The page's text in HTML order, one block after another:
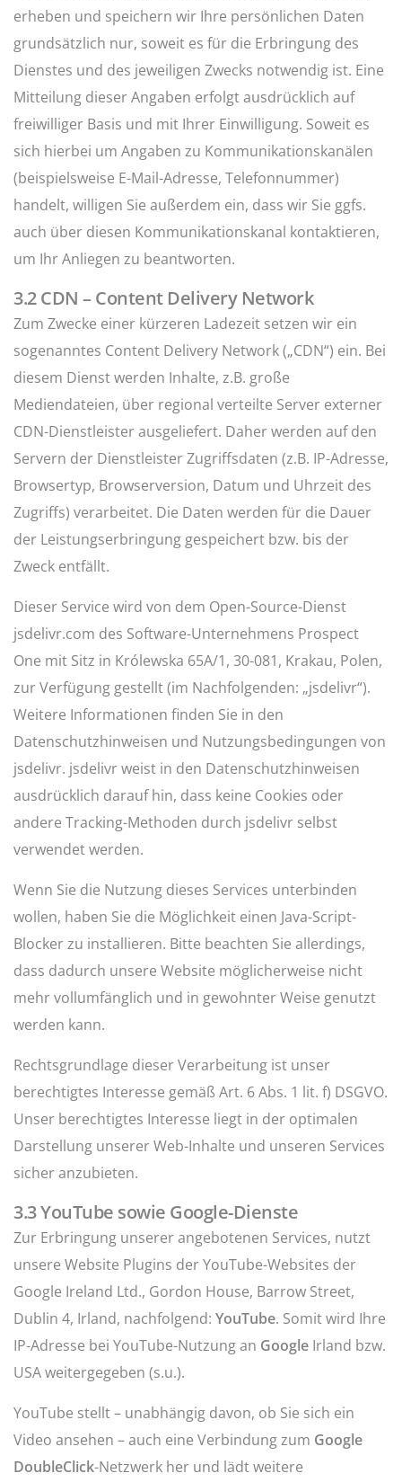
erheben und speichern wir Ihre persönlichen Daten
grundsätzlich nur, soweit es für die Erbringung des
Dienstes und des jeweiligen Zwecks notwendig ist. Eine
Mitteilung dieser Angaben erfolgt ausdrücklich auf
freiwilliger Basis und mit Ihrer Einwilligung. Soweit es
sich hierbei um Angaben zu Kommunikationskanälen
(beispielsweise E-Mail-Adresse, Telefonnummer)
handelt, willigen Sie außerdem ein, dass wir Sie ggfs.
auch über diesen Kommunikationskanal kontaktieren,
um Ihr Anliegen zu beantworten.
3.2 CDN – Content Delivery Network
Zum Zwecke einer kürzeren Ladezeit setzen wir ein
sogenanntes Content Delivery Network („CDN“) ein. Bei
diesem Dienst werden Inhalte, z.B. große
Mediendateien, über regional verteilte Server externer
CDN-Dienstleister ausgeliefert. Daher werden auf den
Servern der Dienstleister Zugriffsdaten (z.B. IP-Adresse,
Browsertyp, Browserversion, Datum und Uhrzeit des
Zugriffs) verarbeitet. Die Daten werden für die Dauer
der Leistungserbringung gespeichert bzw. bis der
Zweck entfällt.
Dieser Service wird von dem Open-Source-Dienst
jsdelivr.com des Software-Unternehmens Prospect
One mit Sitz in Królewska 65A/1, 30-081, Krakau, Polen,
zur Verfügung gestellt (im Nachfolgenden: „jsdelivr“).
Weitere Informationen finden Sie in den
Datenschutzhinweisen und Nutzungsbedingungen von
jsdelivr. jsdelivr weist in den Datenschutzhinweisen
ausdrücklich darauf hin, dass keine Cookies oder
andere Tracking-Methoden durch jsdelivr selbst
verwendet werden.
Wenn Sie die Nutzung dieses Services unterbinden
wollen, haben Sie die Möglichkeit einen Java-Script-
Blocker zu installieren. Bitte beachten Sie allerdings,
dass dadurch unsere Website möglicherweise nicht
mehr vollumfänglich und in gewohnter Weise genutzt
werden kann.
Rechtsgrundlage dieser Verarbeitung ist unser
berechtigtes Interesse gemäß Art. 6 Abs. 1 lit. f) DSGVO.
Unser berechtigtes Interesse liegt in der optimalen
Darstellung unserer Web-Inhalte und unseren Services
sicher anzubieten.
3.3 YouTube sowie Google-Dienste
Zur Erbringung unserer angebotenen Services, nutzt
unsere Website Plugins der YouTube-Websites der
Google Ireland Ltd., Gordon House, Barrow Street,
Dublin 4, Irland, nachfolgend: YouTube. Somit wird Ihre
IP-Adresse bei YouTube-Nutzung an Google Irland bzw.
USA weitergegeben (s.u.).
YouTube stellt – unabhängig davon, ob Sie sich ein
Video ansehen – auch eine Verbindung zum Google
DoubleClick-Netzwerk her und lädt weitere